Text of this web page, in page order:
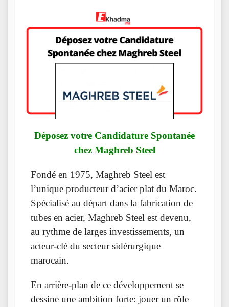
Déposez votre Candidature Spontanée
chez Maghreb Steel
Fondé en 1975, Maghreb Steel est
l’unique producteur d’acier plat du Maroc.
Spécialisé au départ dans la fabrication de
tubes en acier, Maghreb Steel est devenu,
au rythme de larges investissements, un
acteur-clé du secteur sidérurgique
marocain.
En arrière-plan de ce développement se
dessine une ambition forte: jouer un rôle